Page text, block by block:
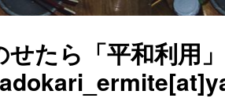
たら「平和利用